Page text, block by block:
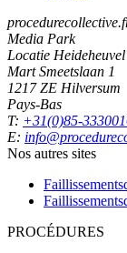
Media Park
Locatie
Mart Smeetslaan 1
1217 ZE Hilversum
Pays-Bas
T: +31(0)85-
E:
Nos autres sites
PROCÉDURES